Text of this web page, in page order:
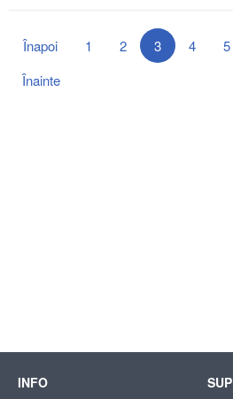
Înapoi 1 2 3 4 5
Înainte
INFO